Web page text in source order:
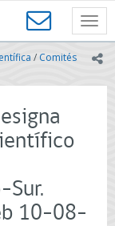
/ Comités
Sur.
10-08-